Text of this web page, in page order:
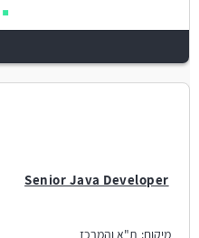
Senior Java Developer
מיקום: ת"א והמרכז